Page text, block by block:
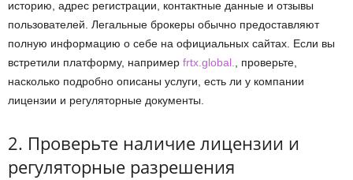
историю, адрес регистрации, контактные данные и отзывы
пользователей. Легальные брокеры обычно предоставляют
полную информацию о себе на официальных сайтах. Если вы
встретили платформу, например frtx.global.
, проверьте,
насколько подробно описаны услуги, есть ли у компании
лицензии и регуляторные документы.
2. Проверьте наличие лицензии и
регуляторные разрешения